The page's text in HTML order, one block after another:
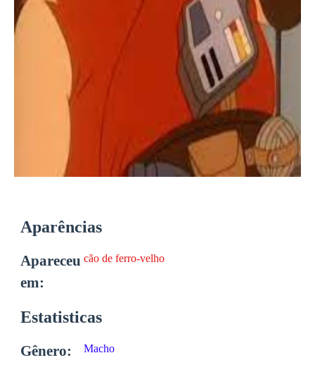
Aparências
Apareceu
em:
cão de ferro-velho
Estatisticas
Gênero: Macho